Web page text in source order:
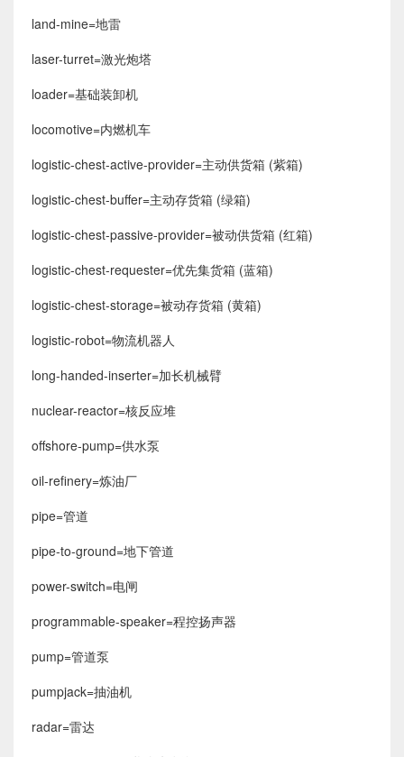
land-mine=地雷
laser-turret=激光炮塔
loader=基础装卸机
locomotive=内燃机车
logistic-chest-active-provider=主动供货箱 (紫箱)
logistic-chest-buffer=主动存货箱 (绿箱)
logistic-chest-passive-provider=被动供货箱 (红箱)
logistic-chest-requester=优先集货箱 (蓝箱)
logistic-chest-storage=被动存货箱 (黄箱)
logistic-robot=物流机器人
long-handed-inserter=加长机械臂
nuclear-reactor=核反应堆
offshore-pump=供水泵
oil-refinery=炼油厂
pipe=管道
pipe-to-ground=地下管道
power-switch=电闸
programmable-speaker=程控扬声器
pump=管道泵
pumpjack=抽油机
radar=雷达